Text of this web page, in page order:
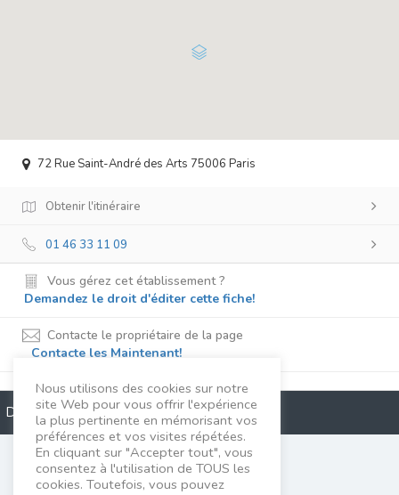
72 Rue Saint-André des Arts 75006 Paris
Obtenir l'itinéraire
01 46 33 11 09
Vous gérez cet établissement ?
Demandez le droit d'éditer cette fiche!
Contacte le propriétaire de la page
Contacte les Maintenant!
Description
Guilyardi Houchang
Nous utilisons des cookies sur notre
site Web pour vous offrir l'expérience
la plus pertinente en mémorisant vos
préférences et vos visites répétées.
En cliquant sur "Accepter tout", vous
consentez à l'utilisation de TOUS les
cookies. Toutefois, vous pouvez